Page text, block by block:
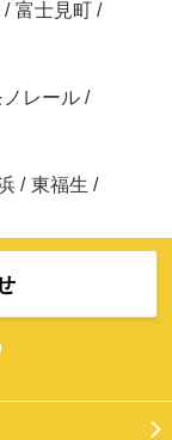
/ 富士見町 /
レール /
/ 東福生 /